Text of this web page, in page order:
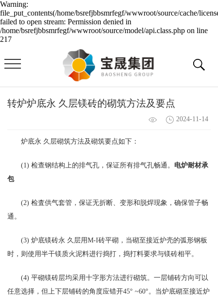
Warning:
file_put_contents(/home/bsrefjbbsmrfegf/wwwroot/source/cache/
failed to open stream: Permission denied in
/home/bsrefjbbsmrfegf/wwwroot/source/model/api.class.php on line
217
转炉炉底永 久层镁砖的砌筑方法及要点
2024-11-14
炉底永 久层砌筑方法及砌筑要点如下：
(1) 检查钢结构上的排气孔，保证所有排气孔畅通。 电炉耐材承
包
(2) 检査供气套管，保证无折断、变形和脱焊现象，确保管子畅
通。
(3) 炉底镁砖永 久层用M-I砖平砌，当砌至接近炉壳的弧形钢板
时，则使用半干镁质火泥料进行捣打，捣打料要求与镁砖相平。
(4) 平砌镁砖层均采用十字形方法进行砌筑。一层铺砖方向可以
任意选择，但上下层铺砖的角度应错开45° ~60°。当炉底砌至接近炉